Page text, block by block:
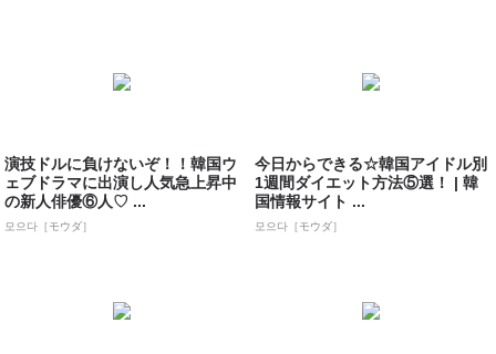
演技ドルに負けないぞ！！韓国ウ
ェブドラマに出演し人気急上昇中
の新人俳優⑥人♡ ...
모으다［モウダ］
今日からできる☆韓国アイドル別
1週間ダイエット方法⑤選！ | 韓
国情報サイト ...
모으다［モウダ］